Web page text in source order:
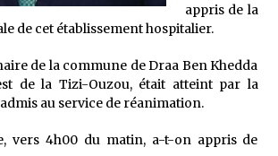
5 ans ago
appris de la
de cet établissement hospitalier.
de la commune de Draa Ben Khedda
de la Tizi-Ouzou, était atteint par la
admis au service de réanimation.
vers 4h00 du matin, a-t-on appris de